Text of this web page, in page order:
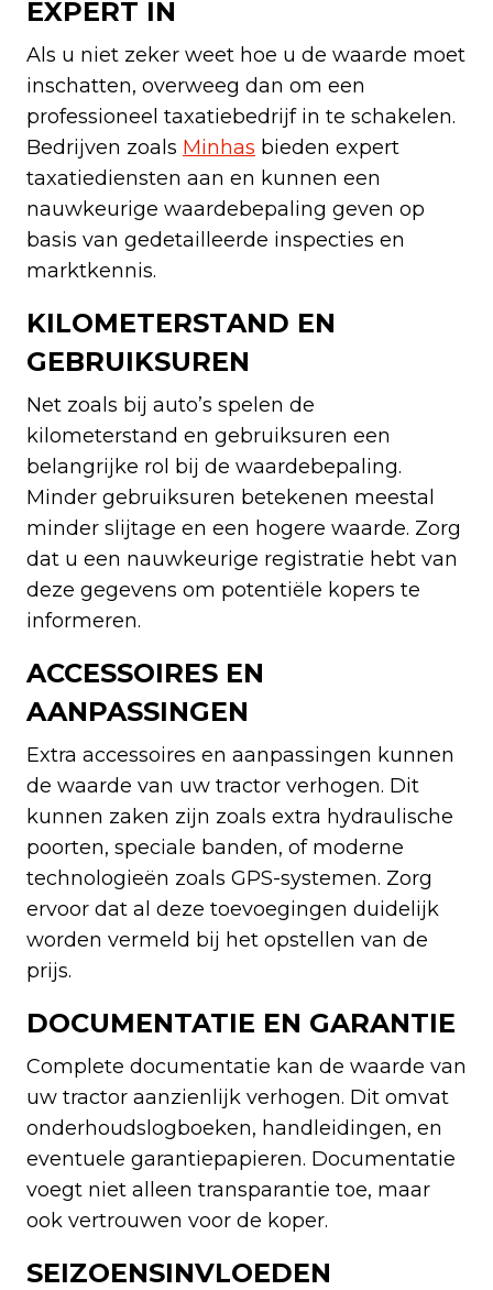
EXPERT IN
Als u niet zeker weet hoe u de waarde moet
inschatten, overweeg dan om een
professioneel taxatiebedrijf in te schakelen.
Bedrijven zoals Minhas bieden expert
taxatiediensten aan en kunnen een
nauwkeurige waardebepaling geven op
basis van gedetailleerde inspecties en
marktkennis.
KILOMETERSTAND EN
GEBRUIKSUREN
Net zoals bij auto’s spelen de
kilometerstand en gebruiksuren een
belangrijke rol bij de waardebepaling.
Minder gebruiksuren betekenen meestal
minder slijtage en een hogere waarde. Zorg
dat u een nauwkeurige registratie hebt van
deze gegevens om potentiële kopers te
informeren.
ACCESSOIRES EN
AANPASSINGEN
Extra accessoires en aanpassingen kunnen
de waarde van uw tractor verhogen. Dit
kunnen zaken zijn zoals extra hydraulische
poorten, speciale banden, of moderne
technologieën zoals GPS-systemen. Zorg
ervoor dat al deze toevoegingen duidelijk
worden vermeld bij het opstellen van de
prijs.
DOCUMENTATIE EN GARANTIE
Complete documentatie kan de waarde van
uw tractor aanzienlijk verhogen. Dit omvat
onderhoudslogboeken, handleidingen, en
eventuele garantiepapieren. Documentatie
voegt niet alleen transparantie toe, maar
ook vertrouwen voor de koper.
SEIZOENSINVLOEDEN